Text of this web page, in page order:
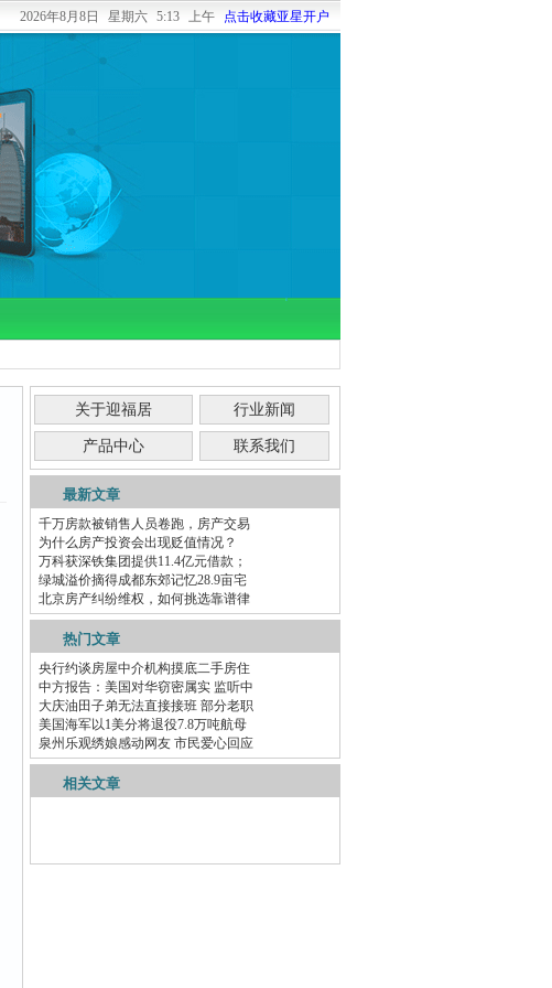
2026年8月8日 星期六 5:13 上午 点击收藏亚星开户
关于迎福居 行业新闻
产品中心 联系我们
最新文章
千万房款被销售人员卷跑，房产交易
为什么房产投资会出现贬值情况？
万科获深铁集团提供11.4亿元借款；
绿城溢价摘得成都东郊记忆28.9亩宅
北京房产纠纷维权，如何挑选靠谱律
热门文章
央行约谈房屋中介机构摸底二手房住
中方报告：美国对华窃密属实 监听中
大庆油田子弟无法直接接班 部分老职
美国海军以1美分将退役7.8万吨航母
泉州乐观绣娘感动网友 市民爱心回应
相关文章